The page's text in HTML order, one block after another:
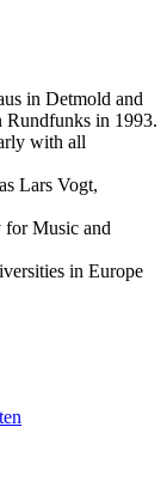
in Detmold and
Rundfunks in 1993.
with all
Lars Vogt,
for Music and
in Europe